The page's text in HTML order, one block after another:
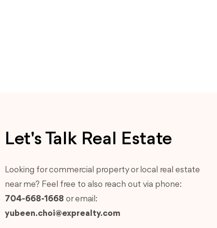
Let's Talk Real Estate
Looking for commercial property or local real estate
near me? Feel free to also reach out via phone:
704-668-1668 or email:
yubeen.choi@exprealty.com